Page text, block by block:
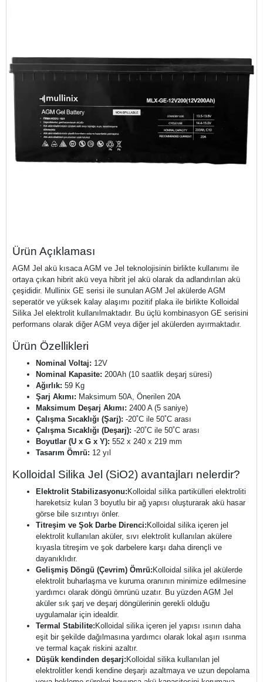
Ürün Açıklaması
AGM Jel akü kısaca AGM ve Jel teknolojisinin birlikte kullanımı ile
ortaya çıkan hibrit akü veya hibrit jel akü olarak da adlandırılan akü
çeşididir. Mullinix GE serisi ile sunulan AGM Jel akülerde AGM
seperatör ve yüksek kalay alaşımı pozitif plaka ile birlikte Kolloidal
Silika Jel elektrolit kullanılmaktadır. Bu üçlü kombinasyon GE serisini
performans olarak diğer AGM veya diğer jel akülerden ayırmaktadır.
Ürün Özellikleri
Nominal Voltaj: 12V
Nominal Kapasite: 200Ah (10 saatlik deşarj süresi)
Ağırlık: 59 Kg
Şarj Akımı: Maksimum 50A, Önerilen 20A
Maksimum Deşarj Akımı: 2400 A (5 saniye)
Çalışma Sıcaklığı (Şarj): -20˚C ile 50˚C arası
Çalışma Sıcaklığı (Deşarj): -20˚C ile 50˚C arası
Boyutlar (U x G x Y): 552 x 240 x 219 mm
Tasarım Ömrü: 12 yıl
Kolloidal Silika Jel (SiO2) avantajları nelerdir?
Elektrolit Stabilizasyonu: Kolloidal silika partikülleri elektroliti
hareketsiz kulan 3 boyutlu bir ağ yapısı oluşturarak akü hasar
görse bile sızıntıyı önler.
Titreşim ve Şok Darbe Direnci: Kolloidal silika içeren jel
elektrolit kullanılan aküler, sıvı elektrolit kullanılan akülere
kıyasla titreşim ve şok darbelere karşı daha dirençli ve
dayanıklıdır.
Gelişmiş Döngü (Çevrim) Ömrü: Kolloidal silika jel akülerde
elektrolit buharlaşma ve kuruma oranının minimize edilmesine
yardımcı olarak döngü ömrünü uzatır. Bu yüzden AGM Jel
aküler sık şarj ve deşarj döngülerinin gerekli olduğu
uygulamalar için idealdir.
Termal Stabilite: Kolloidal silika içeren jel yapısı ısının daha
eşit bir şekilde dağılmasına yardımcı olarak lokal aşırı ısınma
ve termal kaçak riskini azaltır.
Düşük kendinden deşarj: Kolloidal silika kullanılan jel
elektrolitler kendi kendine deşarjı azaltmaya ve uzun depolama